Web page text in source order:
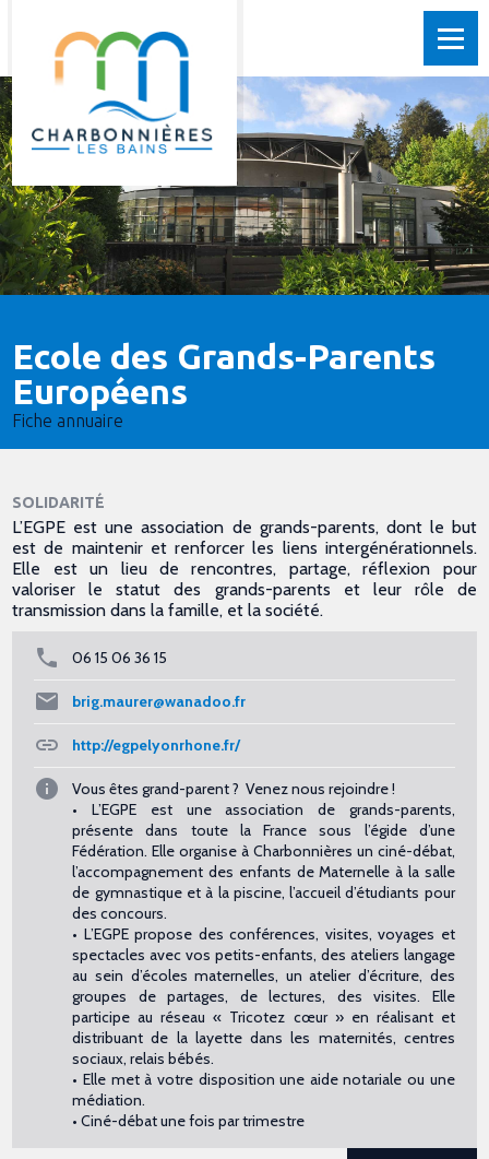
Ecole des Grands-Parents
Européens
Fiche annuaire
SOLIDARITÉ
L’EGPE est une association de grands-parents, dont le but
est de maintenir et renforcer les liens intergénérationnels.
Elle est un lieu de rencontres, partage, réflexion pour
valoriser le statut des grands-parents et leur rôle de
transmission dans la famille, et la société.
06 15 06 36 15
brig.maurer@wanadoo.fr
http://egpelyonrhone.fr/
Vous êtes grand-parent ? Venez nous rejoindre !
• L’EGPE est une association de grands-parents,
présente dans toute la France sous l’égide d’une
Fédération. Elle organise à Charbonnières un ciné-débat,
l’accompagnement des enfants de Maternelle à la salle
de gymnastique et à la piscine, l’accueil d’étudiants pour
des concours.
• L’EGPE propose des conférences, visites, voyages et
spectacles avec vos petits-enfants, des ateliers langage
au sein d’écoles maternelles, un atelier d’écriture, des
groupes de partages, de lectures, des visites. Elle
participe au réseau « Tricotez cœur » en réalisant et
distribuant de la layette dans les maternités, centres
sociaux, relais bébés.
• Elle met à votre disposition une aide notariale ou une
médiation.
• Ciné-débat une fois par trimestre